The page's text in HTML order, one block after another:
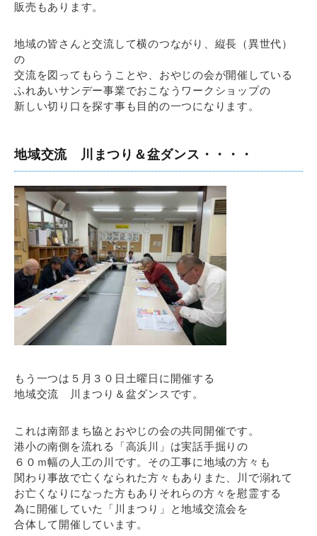
販売もあります。
地域の皆さんと交流して横のつながり、縦長（異世代）
の
交流を図ってもらうことや、おやじの会が開催している
ふれあいサンデー事業でおこなうワークショップの
新しい切り口を探す事も目的の一つになります。
地域交流 川まつり＆盆ダンス・・・・
もう一つは５月３０日土曜日に開催する
地域交流 川まつり＆盆ダンスです。
これは南部まち協とおやじの会の共同開催です。
港小の南側を流れる「高浜川」は実話手掘りの
６０ｍ幅の人工の川です。その工事に地域の方々も
関わり事故で亡くなられた方々もありまた、川で溺れて
お亡くなりになった方もありそれらの方々を慰霊する
為に開催していた「川まつり」と地域交流会を
合体して開催しています。